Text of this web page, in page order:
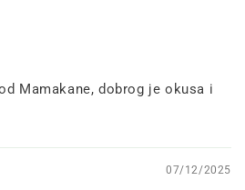
Mamakane, dobrog je okusa i
07/12/2025